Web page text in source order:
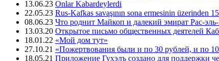
13.06.23 Onlar Kabardeylerdi
22.05.23 Rus-Kafkas savaşının sona ermesinin üzerinden
08.06.23 Что роднит Майкоп и далекий эмират Рас-
13.03.20 Открытое письмо общественных деятелей
18.01.22 «Мой дом тут»
27.10.21 «Пожертвования были и по 30 рублей, и по
18.05.21 Приложение Гухэлъ создано для поддержки